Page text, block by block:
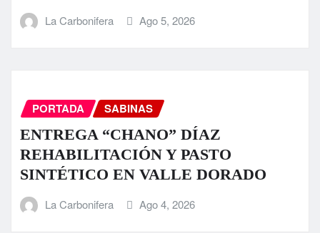
La Carbonifera Ago 5, 2026
PORTADA SABINAS
ENTREGA “CHANO” DÍAZ
REHABILITACIÓN Y PASTO
SINTÉTICO EN VALLE DORADO
La Carbonifera Ago 4, 2026